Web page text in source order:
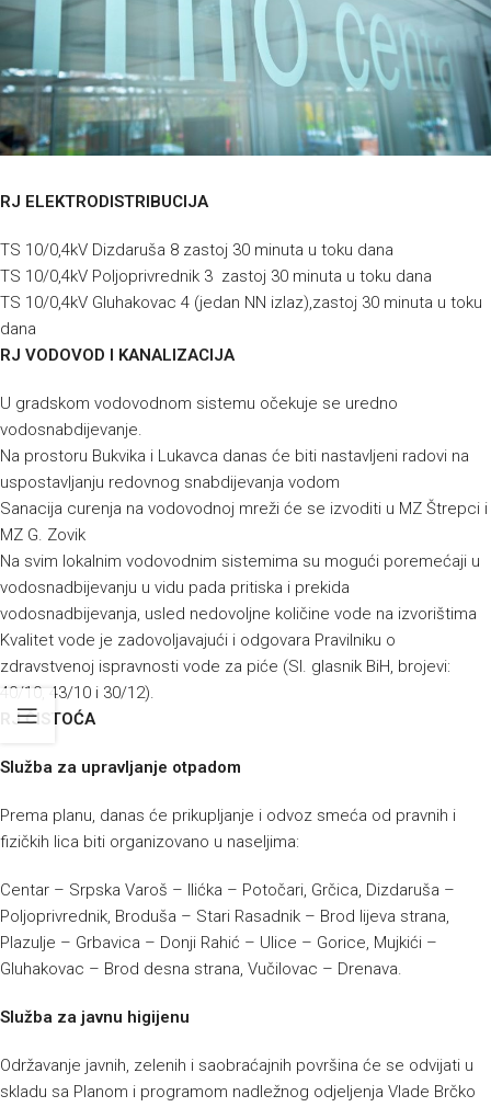
RJ ELEKTRODISTRIBUCIJA
TS 10/0,4kV Dizdaruša 8 zastoj 30 minuta u toku dana
TS 10/0,4kV Poljoprivrednik 3 zastoj 30 minuta u toku dana
TS 10/0,4kV Gluhakovac 4 (jedan NN izlaz),zastoj 30 minuta u toku
dana
RJ VODOVOD I KANALIZACIJA
U gradskom vodovodnom sistemu očekuje se uredno
vodosnabdijevanje.
Na prostoru Bukvika i Lukavca danas će biti nastavljeni radovi na
uspostavljanju redovnog snabdijevanja vodom
Sanacija curenja na vodovodnoj mreži će se izvoditi u MZ Štrepci i
MZ G. Zovik
Na svim lokalnim vodovodnim sistemima su mogući poremećaji u
vodosnadbijevanju u vidu pada pritiska i prekida
vodosnadbijevanja, usled nedovoljne količine vode na izvorištima
Kvalitet vode je zadovoljavajući i odgovara Pravilniku o
zdravstvenoj ispravnosti vode za piće (Sl. glasnik BiH, brojevi:
40/10, 43/10 i 30/12).
RJ ČISTOĆA
Služba za upravljanje otpadom
Prema planu, danas će prikupljanje i odvoz smeća od pravnih i
fizičkih lica biti organizovano u naseljima:
Centar – Srpska Varoš – Ilićka – Potočari, Grčica, Dizdaruša –
Poljoprivrednik, Broduša – Stari Rasadnik – Brod lijeva strana,
Plazulje – Grbavica – Donji Rahić – Ulice – Gorice, Mujkići –
Gluhakovac – Brod desna strana, Vučilovac – Drenava.
Služba za javnu higijenu
Održavanje javnih, zelenih i saobraćajnih površina će se odvijati u
skladu sa Planom i programom nadležnog odjeljenja Vlade Brčko